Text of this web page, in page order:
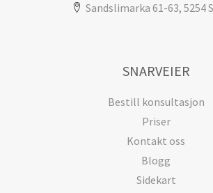
Sandslimarka 61-63, 5254
SNARVEIER
Bestill konsultasjon
Priser
Kontakt oss
Blogg
Sidekart